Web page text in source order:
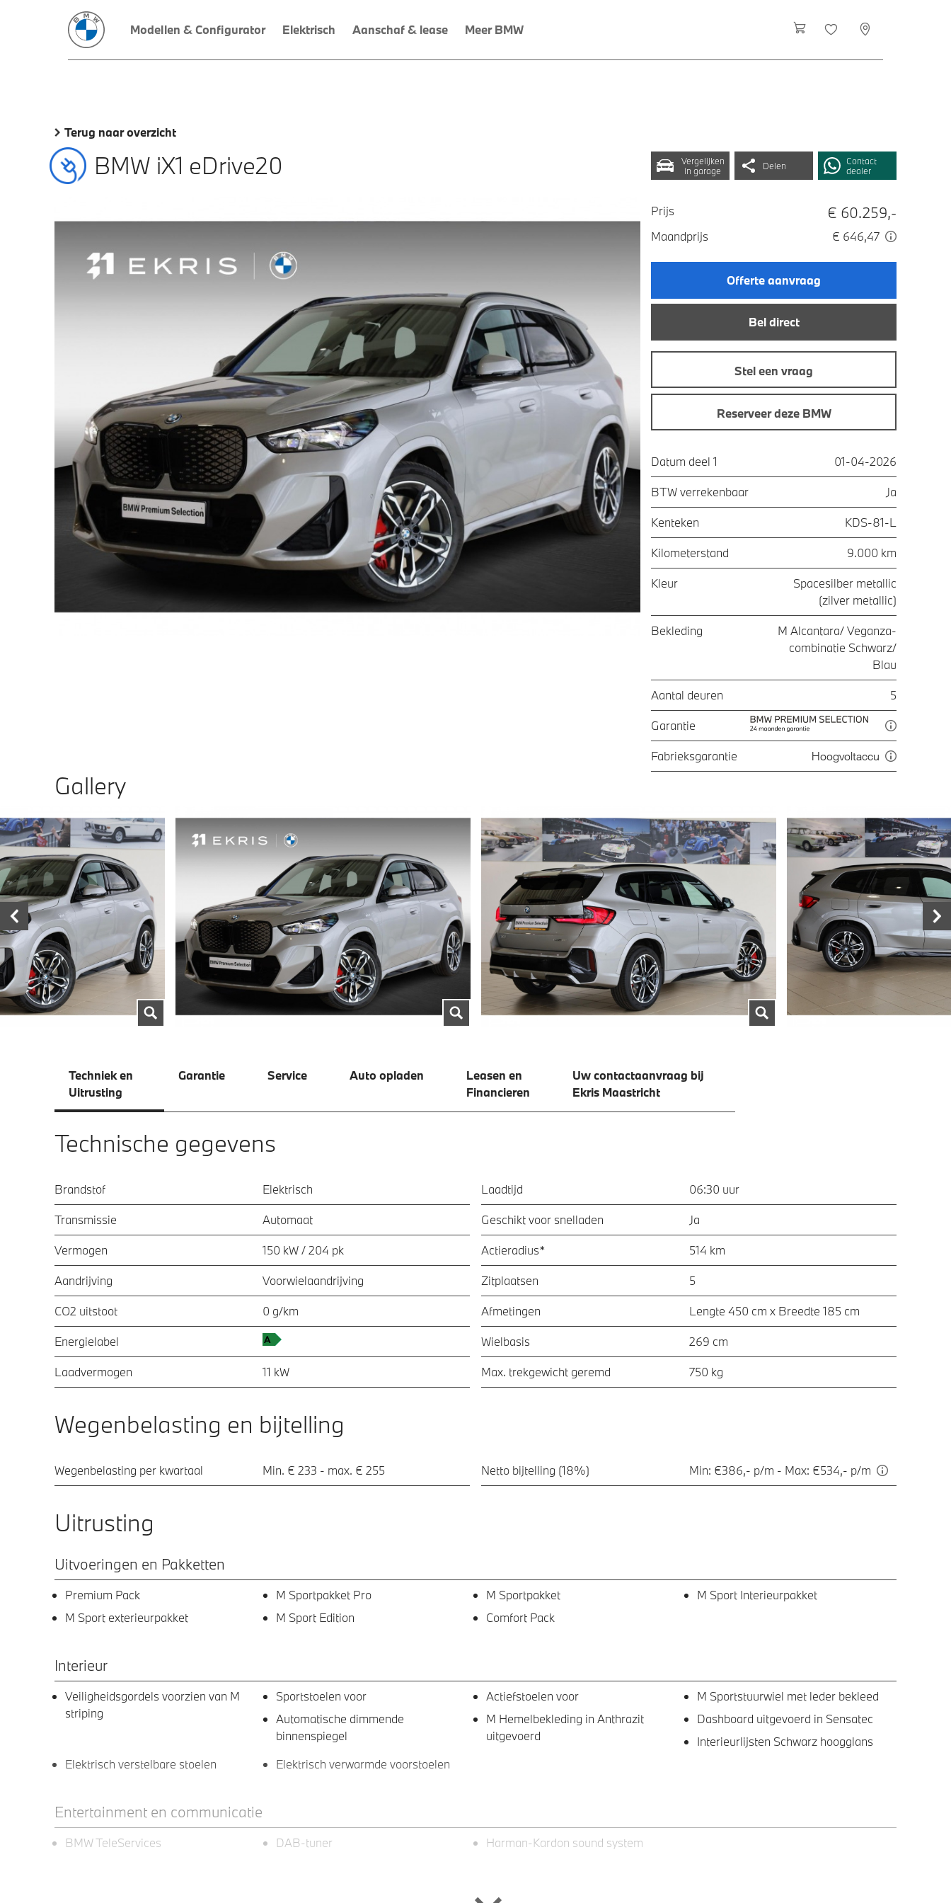
Modellen & Configurator Elektrisch Aanschaf & lease Meer BMW
Terug naar overzicht
BMW iX1 eDrive20
Vergelijken
in garage
Delen
Contact
dealer
Prijs € 60.259,-
Maandprijs € 646,47
Offerte aanvraag
Bel direct
Stel een vraag
Reserveer deze BMW
Datum deel 1 01-04-2026
BTW verrekenbaar Ja
Kenteken KDS-81-L
Kilometerstand 9.000 km
Kleur
Spacesilber metallic
(zilver metallic)
Bekleding
M Alcantara/ Veganza-
combinatie Schwarz/
Blau
Aantal deuren 5
Garantie
Fabrieksgarantie Hoogvoltaccu
Gallery
Techniek en
Uitrusting
Garantie Service Auto opladen
Leasen en
Financieren
Uw contactaanvraag bij
Ekris Maastricht
Technische gegevens
Brandstof Elektrisch
Transmissie Automaat
Vermogen 150 kW / 204 pk
Aandrijving Voorwielaandrijving
CO2 uitstoot 0 g/km
Energielabel
Laadvermogen 11 kW
Laadtijd 06:30 uur
Geschikt voor snelladen Ja
Actieradius* 514 km
Zitplaatsen 5
Afmetingen Lengte 450 cm x Breedte 185 cm
Wielbasis 269 cm
Max. trekgewicht geremd 750 kg
Wegenbelasting en bijtelling
Wegenbelasting per kwartaal Min. € 233 - max. € 255 Netto bijtelling (18%) Min: €386,- p/m - Max: €534,- p/m
Uitrusting
Uitvoeringen en Pakketten
Premium Pack M Sportpakket Pro M Sportpakket
M Sport Interieurpakket
M Sport exterieurpakket
M Sport Edition Comfort Pack
Interieur
Veiligheidsgordels voorzien van M
striping
Sportstoelen voor Actiefstoelen voor
M Sportstuurwiel met leder bekleed
Automatische dimmende
binnenspiegel
M Hemelbekleding in Anthrazit
uitgevoerd
Dashboard uitgevoerd in Sensatec
Interieurlijsten Schwarz hoogglans
Elektrisch verstelbare stoelen
Elektrisch verwarmde voorstoelen
Entertainment en communicatie
BMW TeleServices DAB-tuner Harman-Kardon sound system